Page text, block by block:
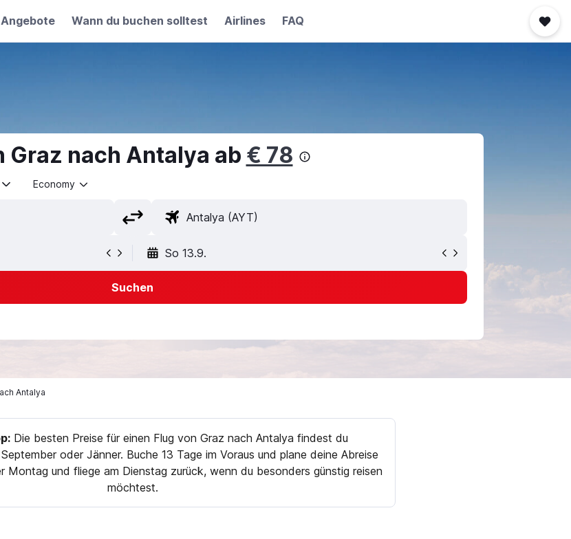
Angebote Wann du buchen solltest Airlines FAQ
Graz nach Antalya ab € 78
Economy
So 13.9.
Suchen
Antalya
Die besten Preise für einen Flug von Graz nach Antalya findest du
oder Jänner. Buche 13 Tage im Voraus und plane deine Abreise
und fliege am Dienstag zurück, wenn du besonders günstig reisen
möchtest.